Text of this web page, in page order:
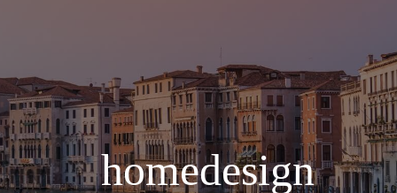
homedesign